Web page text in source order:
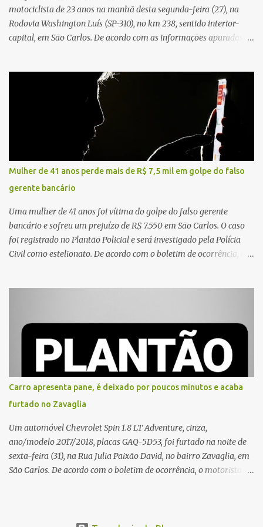
motociclista de 23 anos na manhã desta segunda-feira (27), na
Rodovia Washington Luís (SP-310), no km 238, sentido interior-
capital, em São Carlos. De acordo com as informações apuradas no
veículo, o trânsito estava lento e congestionado devido a obras
realizadas na rodovia, momento em que ocorreu o impacto. Com
a violência da colisão, o motociclista foi arremessado ao solo.
Testemunhas relataram que o capacete teria se desprendido
durante o acidente. O jovem sofreu ferimentos gravíssimos e
morreu ainda no local. Equipes de resgate e de atendimento da
concessionária responsável pela rodovia foram acionadas e
realizaram a sinalização da via, além de prestarem socorro à
vítima. No entanto, o óbito foi constatado ainda no local do
acidente. A Polícia Militar Rodoviária compareceu para o registro
da ocorrência...
Mulher de 41 anos perde mais de R$ 7,5 mil em golpe do falso
gerente bancário
Uma mulher de 41 anos foi vítima do golpe do falso gerente
bancário e sofreu um prejuízo de R$ 7.550 em São Carlos. O caso
foi registrado no Plantão Policial e será investigado pela Polícia
Civil como estelionato. De acordo com o boletim de ocorrência, a
ser realizados. Dias depois, o golpista enviou um documento em
PDF simulando uma comunicação oficial da instituição financeira.
Na sequência, entrou em contato por telefone e encaminhou um
link, orientando a vítima a acessá-lo pelo computador para
concluir a suposta atualização cadastral. Após realizar o
procedimento, a conta bancária ficou bloqueada por algumas
horas. Sem conseguir acessar o sistema, a vítima tentou
novamente contato com o suposto gerente, mas não obteve
resposta. Na segunda-fe...
Carro apresenta pane, é deixado por poucos minutos e acaba
furtado no Zavaglia
Um automóvel Chevrolet Spin 1.8 LT Adventure, cinza,
ano/modelo 2017/2018, placas GAQ-5D53, foi furtado na noite de
sexta-feira (31), na Rua Julia Paixão David, no bairro Zavaglia, em
São Carlos. De acordo com o boletim de ocorrência, o motorista